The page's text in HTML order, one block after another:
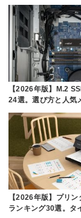
【2026年版】M.2
24選。選び方と人気
【2026年版】プリ
ランキング30選。タ